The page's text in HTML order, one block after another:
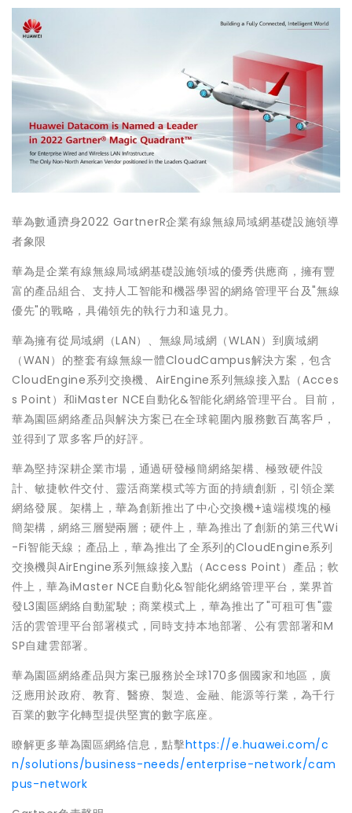
華為數通躋身2022 GartnerR企業有線無線局域網基礎設施領導
者象限
華為是企業有線無線局域網基礎設施領域的優秀供應商，擁有豐
富的產品組合、支持人工智能和機器學習的網絡管理平台及"無線
優先"的戰略，具備領先的執行力和遠見力。
華為擁有從局域網（LAN）、無線局域網（WLAN）到廣域網
（WAN）的整套有線無線一體CloudCampus解決方案，包含
CloudEngine系列交換機、AirEngine系列無線接入點（Acces
s Point）和iMaster NCE自動化&智能化網絡管理平台。目前，
華為園區網絡產品與解決方案已在全球範圍內服務數百萬客戶，
並得到了眾多客戶的好評。
華為堅持深耕企業市場，通過研發極簡網絡架構、極致硬件設
計、敏捷軟件交付、靈活商業模式等方面的持續創新，引領企業
網絡發展。架構上，華為創新推出了中心交換機+遠端模塊的極
簡架構，網絡三層變兩層；硬件上，華為推出了創新的第三代Wi
-Fi智能天線；產品上，華為推出了全系列的CloudEngine系列
交換機與AirEngine系列無線接入點（Access Point）產品；軟
件上，華為iMaster NCE自動化&智能化網絡管理平台，業界首
發L3園區網絡自動駕駛；商業模式上，華為推出了"可租可售"靈
活的雲管理平台部署模式，同時支持本地部署、公有雲部署和M
SP自建雲部署。
華為園區網絡產品與方案已服務於全球170多個國家和地區，廣
泛應用於政府、教育、醫療、製造、金融、能源等行業，為千行
百業的數字化轉型提供堅實的數字底座。
瞭解更多華為園區網絡信息，點擊https://e.huawei.com/c
n/solutions/business-needs/enterprise-network/cam
pus-network